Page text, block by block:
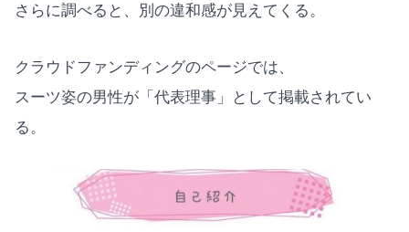
さらに調べると、別の違和感が見えてくる。
クラウドファンディングのページでは、
スーツ姿の男性が「代表理事」として掲載されてい
る。